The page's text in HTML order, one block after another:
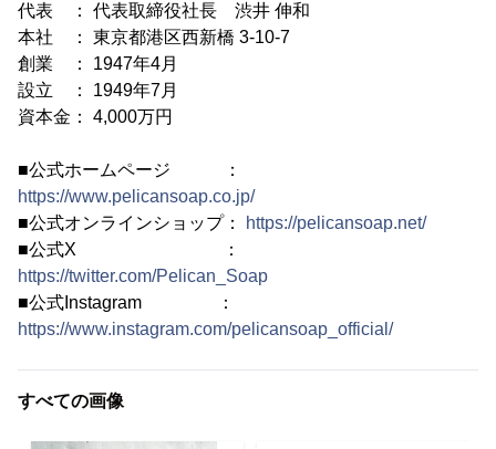
代表 ： 代表取締役社長 渋井 伸和
本社 ： 東京都港区西新橋 3-10-7
創業 ： 1947年4月
設立 ： 1949年7月
資本金： 4,000万円
■公式ホームページ ：
https://www.pelicansoap.co.jp/
■公式オンラインショップ：
https://pelicansoap.net/
■公式X ：
https://twitter.com/Pelican_Soap
■公式Instagram ：
https://www.instagram.com/pelicansoap_official/
すべての画像